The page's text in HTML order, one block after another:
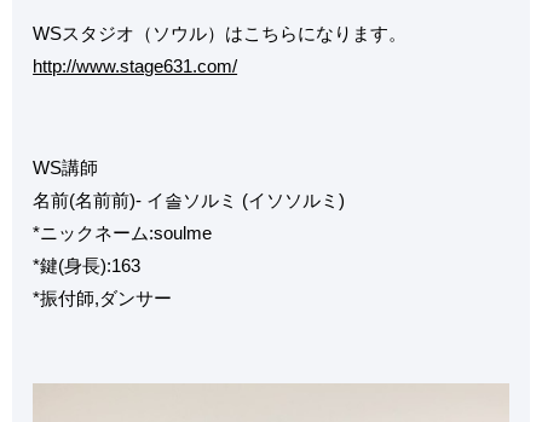
WSスタジオ（ソウル）はこちらになります。
http://www.stage631.com/
WS講師
名前(名前前)- イ솔ソルミ (イソソルミ)
*ニックネーム:soulme
*鍵(身長):163
*振付師,ダンサー